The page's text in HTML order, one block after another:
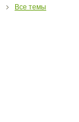
Все темы